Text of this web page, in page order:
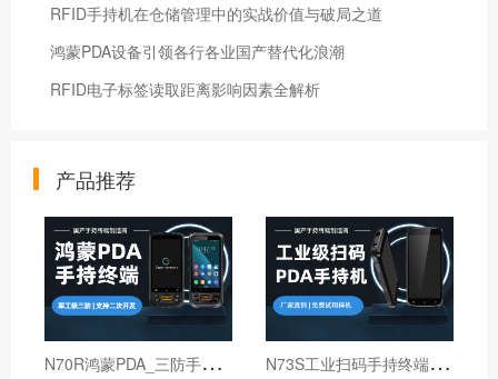
RFID手持机在仓储管理中的实战价值与破局之道
鸿蒙PDA设备引领各行各业国产替代化浪潮
RFID电子标签读取距离影响因素全解析
产品推荐
N
70R鸿蒙PDA_三防手持PDA终端_国产鸿蒙手持终端 N
73S工业扫码手持终端｜6寸仓库出入库PDA扫码枪